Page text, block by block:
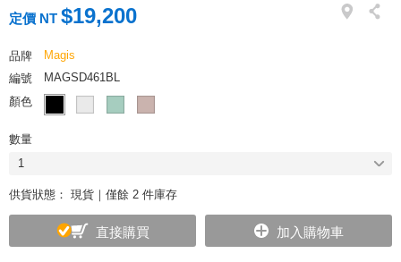
定價 NT $19,200
品牌
Magis
編號
MAGSD461BL
顏色
數量
1
供貨狀態： 現貨｜僅餘 2 件庫存
直接購買 加入購物車